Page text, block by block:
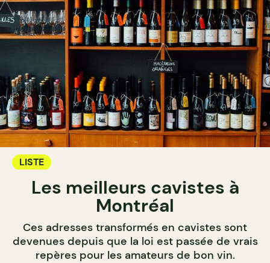
LISTE
Les meilleurs cavistes à
Montréal
Ces adresses transformés en cavistes sont
devenues depuis que la loi est passée de vrais
repères pour les amateurs de bon vin.